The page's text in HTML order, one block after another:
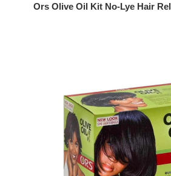
Ors Olive Oil Kit No-Lye Hair